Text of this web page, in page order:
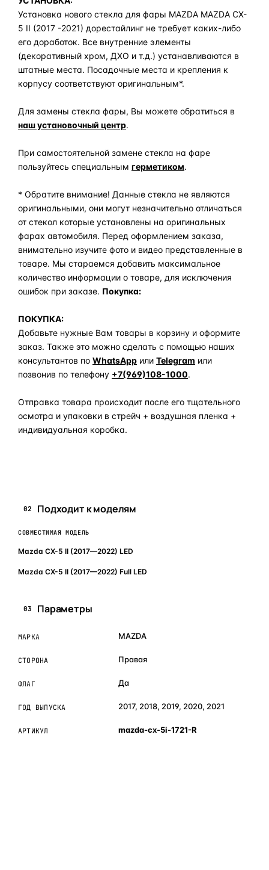
Установка нового стекла для фары MAZDA MAZDA CX-
5 II (2017 -2021) дорестайлинг не требует каких-либо
его доработок. Все внутренние элементы
(декоративный хром, ДХО и т.д.) устанавливаются в
штатные места. Посадочные места и крепления к
корпусу соответствуют оригинальным*.
Для замены стекла фары, Вы можете обратиться в
наш установочный центр.
При самостоятельной замене стекла на фаре
пользуйтесь специальным герметиком.
* Обратите внимание! Данные стекла не являются
оригинальными, они могут незначительно отличаться
от стекол которые установлены на оригинальных
фарах автомобиля. Перед оформлением заказа,
внимательно изучите фото и видео представленные в
товаре. Мы стараемся добавить максимальное
количество информации о товаре, для исключения
ошибок при заказе. Покупка:
ПОКУПКА:
Добавьте нужные Вам товары в корзину и оформите
заказ. Также это можно сделать с помощью наших
консультантов по WhatsApp или Telegram или
позвонив по телефону +7(969)108-1000.
Отправка товара происходит после его тщательного
осмотра и упаковки в стрейч + воздушная пленка +
индивидуальная коробка.
02 Подходит к моделям
СОВМЕСТИМАЯ МОДЕЛЬ
Mazda CX-5 II (2017—2022) LED
Mazda CX-5 II (2017—2022) Full LED
03 Параметры
МАРКА MAZDA
СТОРОНА Правая
ФЛАГ Да
ГОД ВЫПУСКА 2017, 2018, 2019, 2020, 2021
АРТИКУЛ mazda-cx-5i-1721-R